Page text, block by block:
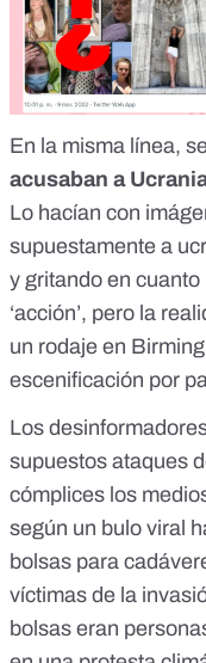
En la misma línea,
acusaban a
Lo hacían con
supuestamente a
y gritando en
‘acción’, pero la
un rodaje en
escenificación por
Los
supuestos ataques
cómplices los
según un bulo viral
bolsas para
víctimas de la
bolsas eran